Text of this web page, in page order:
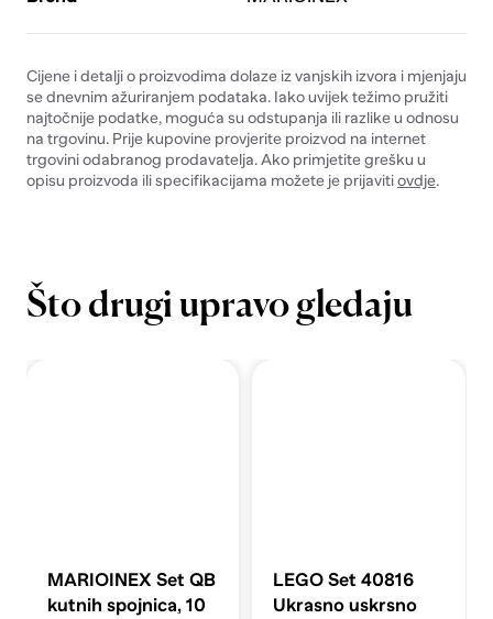
Cijene i detalji o proizvodima dolaze iz vanjskih izvora i mjenjaju
se dnevnim ažuriranjem podataka. Iako uvijek težimo pružiti
najtočnije podatke, moguća su odstupanja ili razlike u odnosu
na trgovinu. Prije kupovine provjerite proizvod na internet
trgovini odabranog prodavatelja. Ako primjetite grešku u
opisu proizvoda ili specifikacijama možete je prijavitiovdje.
Što drugi upravo gledaju
MARIOINEX Set QB
kutnih spojnica, 10
LEGO Set 40816
Ukrasno uskrsno